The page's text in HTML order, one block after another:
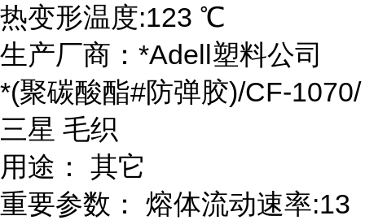
热变形温度:123 ℃
生产厂商：*Adell塑料公司
*(聚碳酸酯#防弹胶)/CF-1070/
三星 毛织
用途： 其它
重要参数： 熔体流动速率:13